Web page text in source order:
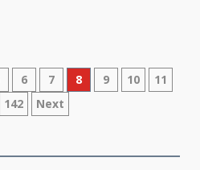
6 7 8 9 10
11
142 Next